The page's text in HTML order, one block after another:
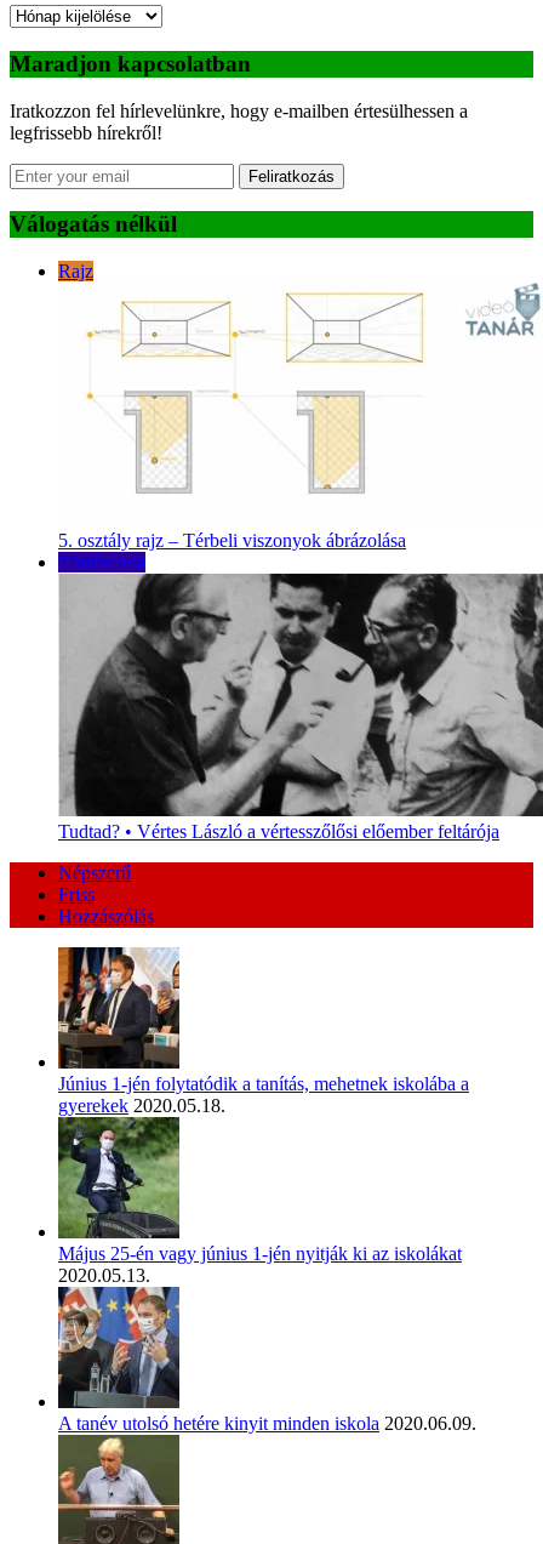
Archívum
Maradjon kapcsolatban
Iratkozzon fel hírlevelünkre, hogy e-mailben értesülhessen a
legfrissebb hírekről!
Feliratkozás
Válogatás nélkül
Rajz
5. osztály rajz – Térbeli viszonyok ábrázolása
Történelem
Tudtad? • Vértes László a vértesszőlősi előember feltárója
Népszerű
Friss
Hozzászólás
Június 1-jén folytatódik a tanítás, mehetnek iskolába a
gyerekek 2020.05.18.
Május 25-én vagy június 1-jén nyitják ki az iskolákat
2020.05.13.
A tanév utolsó hetére kinyit minden iskola 2020.06.09.